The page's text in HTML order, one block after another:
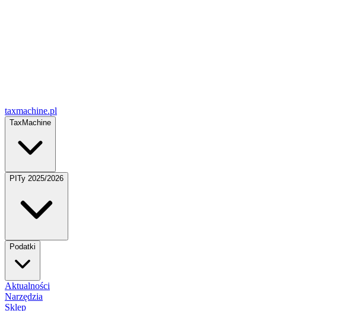
taxmachine.pl
TaxMachine
PITy 2025/2026
Podatki
Aktualności
Narzędzia
Sklep